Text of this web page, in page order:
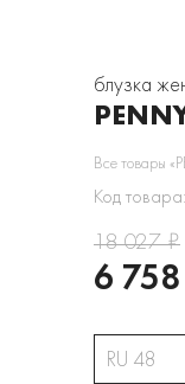
блузка
Все товары
Код
18 027 ₽
6
RU 48